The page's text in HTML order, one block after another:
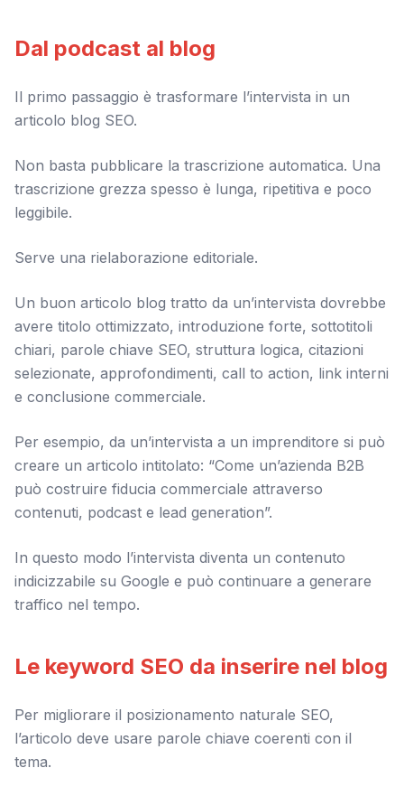
Dal podcast al blog
Il primo passaggio è trasformare l’intervista in un
articolo blog SEO.
Non basta pubblicare la trascrizione automatica. Una
trascrizione grezza spesso è lunga, ripetitiva e poco
leggibile.
Serve una rielaborazione editoriale.
Un buon articolo blog tratto da un’intervista dovrebbe
avere titolo ottimizzato, introduzione forte, sottotitoli
chiari, parole chiave SEO, struttura logica, citazioni
selezionate, approfondimenti, call to action, link interni
e conclusione commerciale.
Per esempio, da un’intervista a un imprenditore si può
creare un articolo intitolato: “Come un’azienda B2B
può costruire fiducia commerciale attraverso
contenuti, podcast e lead generation”.
In questo modo l’intervista diventa un contenuto
indicizzabile su Google e può continuare a generare
traffico nel tempo.
Le keyword SEO da inserire nel blog
Per migliorare il posizionamento naturale SEO,
l’articolo deve usare parole chiave coerenti con il
tema.